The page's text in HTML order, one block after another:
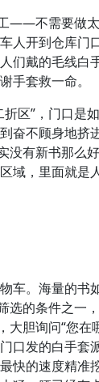
——不需要做
人开到仓库门
们戴的毛线白
手套救一命。
区”，门口是
奋不顾身地挤
没有新书那么
域，里面就是
车。海量的书
选的条件之一
胆询问“您
口发的白手套
快的速度精准